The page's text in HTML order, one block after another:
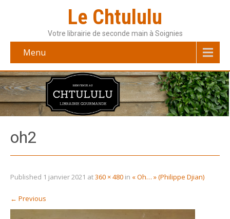
Le Chtululu
Votre librairie de seconde main à Soignies
Menu
oh2
Published 1 janvier 2021 at360 × 480 in « Oh… » (Philippe Djian)
← Previous